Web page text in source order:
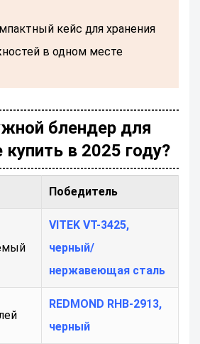
в одном месте
блендер для
в 2025 году?
Победитель
VITEK VT-3425,
черный/
нержавеющая сталь
REDMOND RHB-2913,
черный